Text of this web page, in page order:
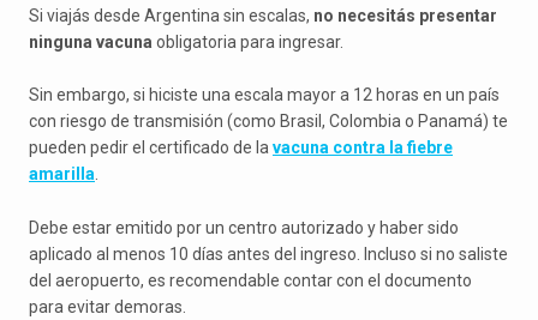
Si viajás desde Argentina sin escalas, no necesitás presentar
ninguna vacuna obligatoria para ingresar.
Sin embargo, si hiciste una escala mayor a 12 horas en un país
con riesgo de transmisión (como Brasil, Colombia o Panamá) te
pueden pedir el certificado de la vacuna contra la fiebre
amarilla
Debe estar emitido por un centro autorizado y haber sido
aplicado al menos 10 días antes del ingreso. Incluso si no saliste
del aeropuerto, es recomendable contar con el documento
para evitar demoras.